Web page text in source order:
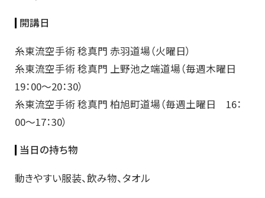
開講日
糸東流空手術 稔真門 赤羽道場（火曜日）
糸東流空手術 稔真門 上野池之端道場（毎週木曜日
19：00～20：30）
糸東流空手術 稔真門 柏旭町道場（毎週土曜日 16：
00～17：30）
当日の持ち物
動きやすい服装、飲み物、タオル